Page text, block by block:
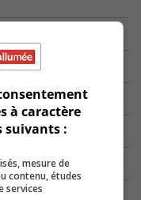
à caractère
suivants :
mesure de
contenu, études
services